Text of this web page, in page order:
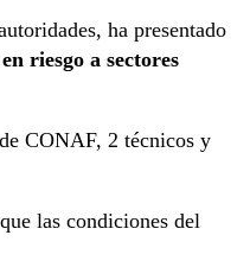
ha presentado
riesgo a sectores
CONAF, 2 técnicos y
las condiciones del